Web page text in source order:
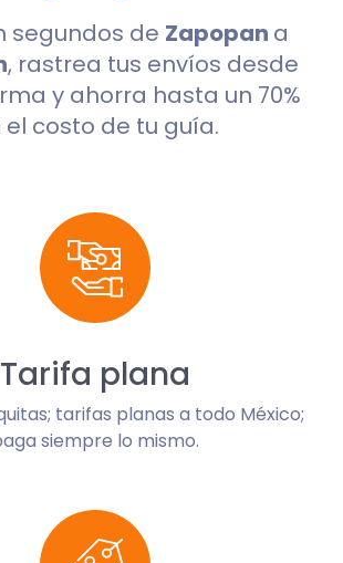
segundos de Zapopan a
, rastrea tus envíos desde
y ahorra hasta un 70%
el costo de tu guía.
Tarifa plana
tarifas planas a todo México;
siempre lo mismo.